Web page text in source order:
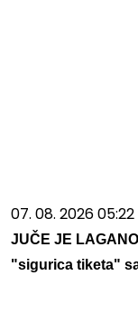
07. 08. 2026 05:22
JUČE JE
"sigurica tiketa"